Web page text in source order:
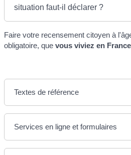
situation faut-il déclarer ?
Faire votre recensement citoyen à
obligatoire, quevous viviez en
Textes de référence
Services en ligne et formulaires